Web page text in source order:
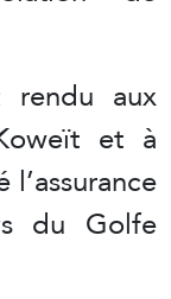
rendu aux
et à
du Golfe